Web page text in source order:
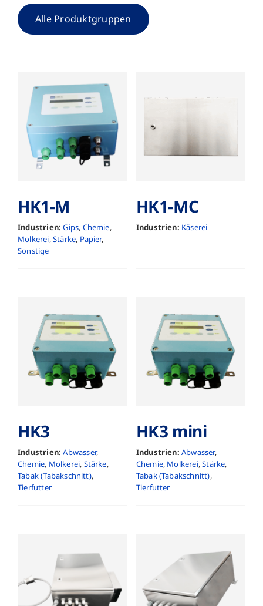
Alle Produktgruppen
HK1-M
Industrien: Gips, Chemie,
Molkerei,Stärke, Papier,
Sonstige
HK1-MC
Industrien: Käserei
HK3
Industrien: Abwasser,
Chemie, Molkerei, Stärke,
Tabak (Tabakschnitt),
Tierfutter
HK3 mini
Industrien: Abwasser,
Chemie, Molkerei,Stärke,
Tabak (Tabakschnitt),
Tierfutter